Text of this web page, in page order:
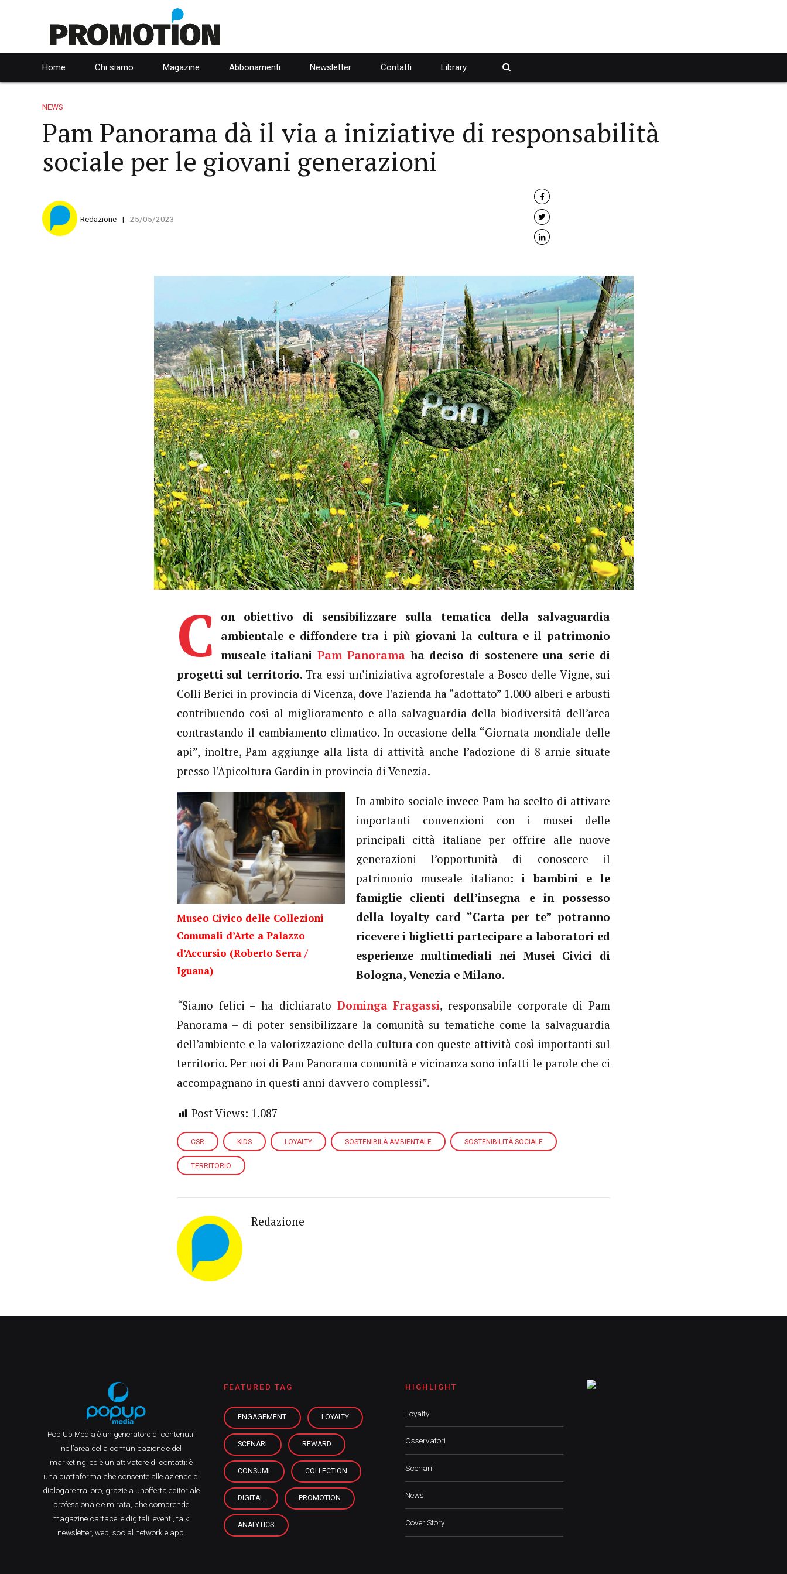
Home Chi siamo Magazine Abbonamenti Newsletter Contatti Library
NEWS
Pam Panorama dà il via a iniziative di responsabilità
sociale per le giovani generazioni
Redazione 25/05/2023
C
on obiettivo di sensibilizzare sulla tematica della salvaguardia
ambientale e diffondere tra i più giovani la cultura e il patrimonio
museale italiani Pam Panorama ha deciso di sostenere una serie di
progetti sul territorio.Tra essi un’iniziativa agroforestale a Bosco delle Vigne, sui
Colli Berici in provincia di Vicenza, dove l’azienda ha “adottato” 1.000 alberi e arbusti
contribuendo così al miglioramento e alla salvaguardia della biodiversità dell’area
contrastando il cambiamento climatico. In occasione della “Giornata mondiale delle
api”, inoltre, Pam aggiunge alla lista di attività anche l’adozione di 8 arnie situate
presso l’Apicoltura Gardin in provincia di Venezia.
Museo Civico delle Collezioni
Comunali d’Arte a Palazzo
d’Accursio (Roberto Serra /
Iguana)
In ambito sociale invece Pam ha scelto di attivare
importanti convenzioni con i musei delle
principali città italiane per offrire alle nuove
generazioni l’opportunità di conoscere il
patrimonio museale italiano: i bambini e le
famiglie clienti dell’insegna e in possesso
della loyalty card “Carta per te” potranno
ricevere i biglietti partecipare a laboratori ed
esperienze multimediali nei Musei Civici di
Bologna, Venezia e Milano.
“Siamo felici – ha dichiarato Dominga Fragassi, responsabile corporate di Pam
Panorama – di poter sensibilizzare la comunità su tematiche come la salvaguardia
dell’ambiente e la valorizzazione della cultura con queste attività così importanti sul
territorio. Per noi di Pam Panorama comunità e vicinanza sono infatti le parole che ci
accompagnano in questi anni davvero complessi”.
Post Views: 1.087
CSR KIDS LOYALTY SOSTENIBILÀ AMBIENTALE SOSTENIBILITÀ SOCIALE
TERRITORIO
Redazione
Pop Up Media è un generatore di contenuti,
nell’area della comunicazione e del
marketing, ed è un attivatore di contatti: è
una piattaforma che consente alle aziende di
dialogare tra loro, grazie a un’offerta editoriale
professionale e mirata, che comprende
magazine cartacei e digitali, eventi, talk,
newsletter, web, social network e app.
FEATURED TAG
ENGAGEMENT LOYALTY
SCENARI REWARD
CONSUMI COLLECTION
DIGITAL PROMOTION
ANALYTICS
HIGHLIGHT
Loyalty
Osservatori
Scenari
News
Cover Story